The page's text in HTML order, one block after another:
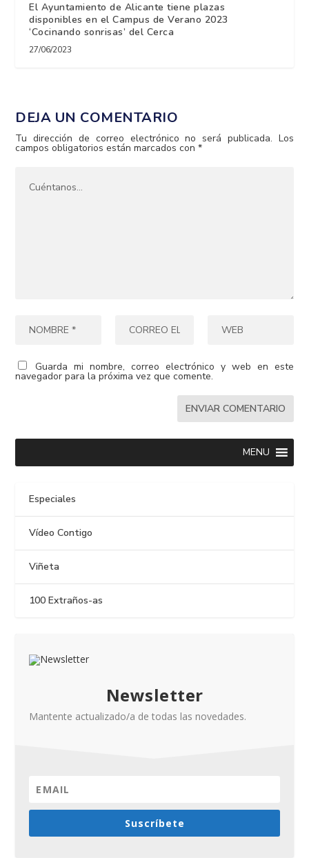
El Ayuntamiento de Alicante tiene plazas
disponibles en el Campus de Verano 2023
‘Cocinando sonrisas’ del Cerca
27/06/2023
DEJA UN COMENTARIO
Tu dirección de correo electrónico no será publicada. Los
campos obligatorios están marcados con*
Guarda mi nombre, correo electrónico y web en este
navegador para la próxima vez que comente.
MENU
Especiales
Vídeo Contigo
Viñeta
100 Extraños-as
Newsletter
Mantente actualizado/a de todas las novedades.
Suscríbete